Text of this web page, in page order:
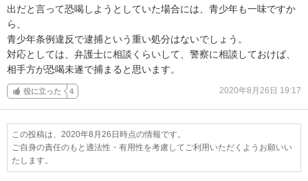
出だと言って恐喝しようとしていた場合には、青少年も一味ですか
ら、
青少年条例違反で逮捕という重い処分はないでしょう。
対応としては、弁護士に相談くらいして、警察に相談しておけば、
相手方が恐喝未遂で捕まると思います。
役に立った 4 2020年8月26日 19:17
この投稿は、2020年8月26日時点の情報です。
ご自身の責任のもと適法性・有用性を考慮してご利用いただくようお願いい
たします。